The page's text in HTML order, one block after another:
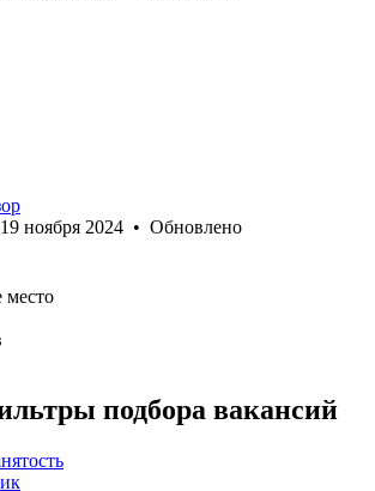
19 ноября 2024 • Обновлено
подбора вакансий